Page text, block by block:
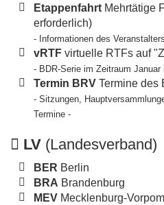
Etappenfahrt Mehrtätige
erforderlich)
- Informationen des
vRTF virtuelle RTFs auf
- BDR-Serie im Zeitraum Januar
Termin BRV Termine des
- Sitzungen,
Termine -
LV (Landesverband)
BER Berlin
BRA Brandenburg
MEV Mecklenburg-